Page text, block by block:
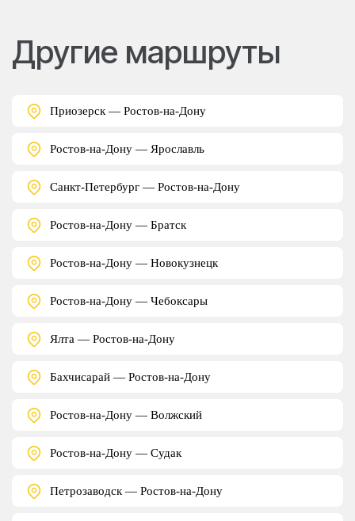
Другие маршруты
Приозерск — Ростов-на-Дону
Ростов-на-Дону — Ярославль
Санкт-Петербург — Ростов-на-Дону
Ростов-на-Дону — Братск
Ростов-на-Дону — Новокузнецк
Ростов-на-Дону — Чебоксары
Ялта — Ростов-на-Дону
Бахчисарай — Ростов-на-Дону
Ростов-на-Дону — Волжский
Ростов-на-Дону — Судак
Петрозаводск — Ростов-на-Дону